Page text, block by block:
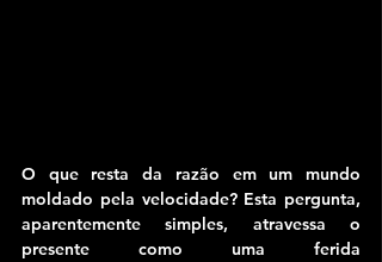
O que resta da razão em um mundo
moldado pela velocidade? Esta pergunta,
aparentemente simples, atravessa o
presente como uma ferida